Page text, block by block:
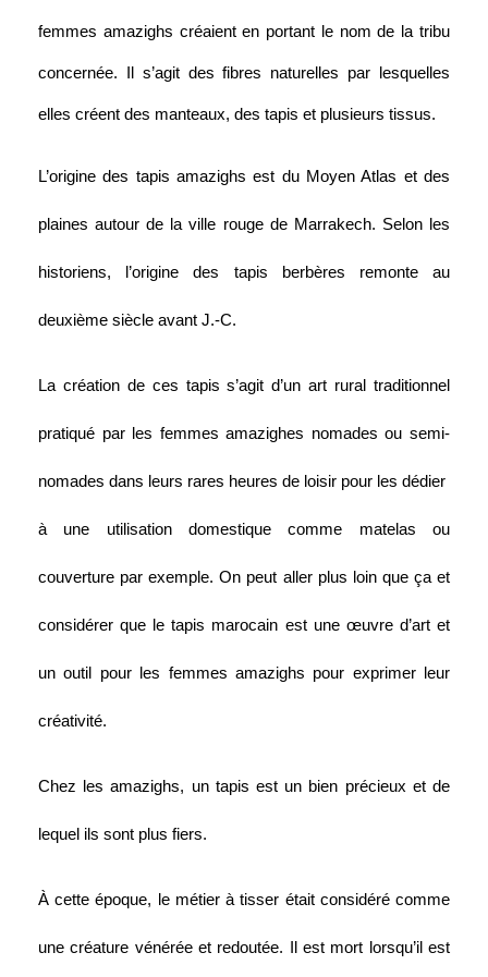
femmes amazighs créaient en portant le nom de la tribu
concernée. Il s’agit des fibres naturelles par lesquelles
elles créent des manteaux, des tapis et plusieurs tissus.
L’origine des tapis amazighs est du Moyen Atlas et des
plaines autour de la ville rouge de Marrakech. Selon les
historiens, l’origine des tapis berbères remonte au
deuxième siècle avant J.-C.
La création de ces tapis s’agit d’un art rural traditionnel
pratiqué par les femmes amazighes nomades ou semi-
nomades dans leurs rares heures de loisir pour les dédier
à une utilisation domestique comme matelas ou
couverture par exemple. On peut aller plus loin que ça et
considérer que le tapis marocain est une œuvre d’art et
un outil pour les femmes amazighs pour exprimer leur
créativité.
Chez les amazighs, un tapis est un bien précieux et de
lequel ils sont plus fiers.
À cette époque, le métier à tisser était considéré comme
une créature vénérée et redoutée. Il est mort lorsqu’il est